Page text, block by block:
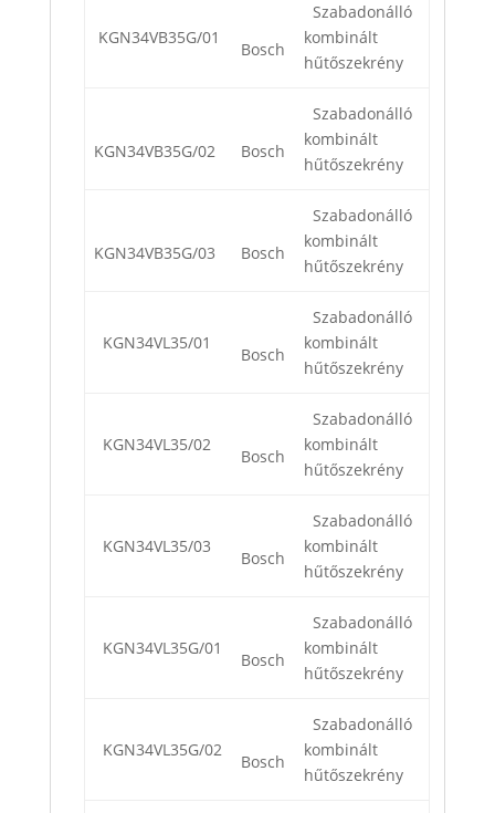
KGN34VB35G/01
Bosch
Szabadonálló
kombinált
hűtőszekrény
KGN34VB35G/02 Bosch
Szabadonálló
kombinált
hűtőszekrény
KGN34VB35G/03 Bosch
Szabadonálló
kombinált
hűtőszekrény
KGN34VL35/01
Bosch
Szabadonálló
kombinált
hűtőszekrény
KGN34VL35/02
Bosch
Szabadonálló
kombinált
hűtőszekrény
KGN34VL35/03
Bosch
Szabadonálló
kombinált
hűtőszekrény
KGN34VL35G/01
Bosch
Szabadonálló
kombinált
hűtőszekrény
KGN34VL35G/02
Bosch
Szabadonálló
kombinált
hűtőszekrény